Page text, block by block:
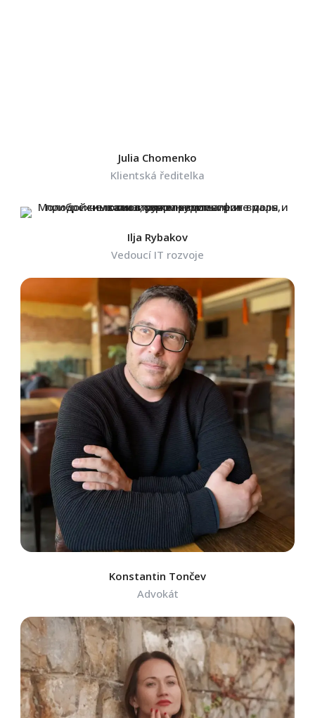
Julia Chomenko
Klientská ředitelka
Ilja Rybakov
Vedoucí IT rozvoje
Konstantin Tončev
Advokát